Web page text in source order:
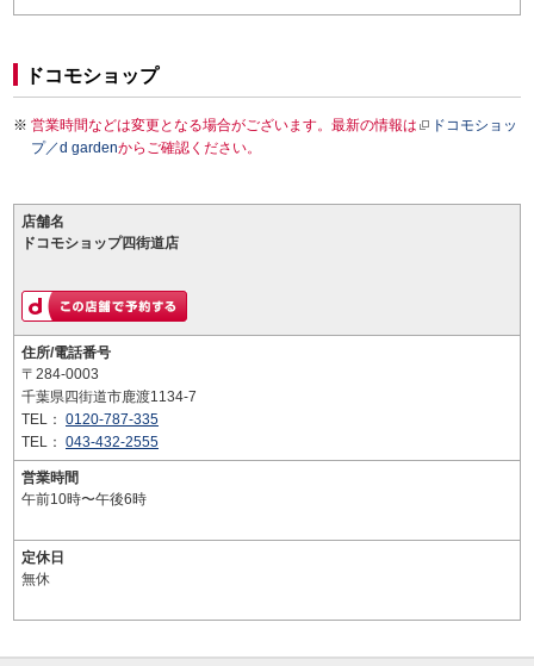
ドコモショップ
営業時間などは変更となる場合がございます。最新の情報は
ドコモショッ
プ／d gardenからご確認ください。
店舗名
ドコモショップ四街道店
住所/電話番号
〒284-0003
千葉県四街道市鹿渡1134-7
TEL： 0120-787-335
TEL： 043-432-2555
営業時間
午前10時〜午後6時
定休日
無休